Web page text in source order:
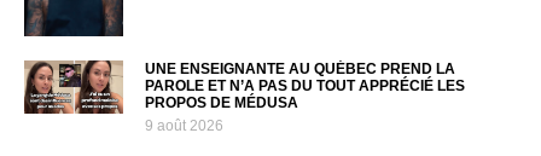
UNE ENSEIGNANTE AU QUÉBEC PREND LA
PAROLE ET N’A PAS DU TOUT APPRÉCIÉ LES
PROPOS DE MÉDUSA
9 août 2026